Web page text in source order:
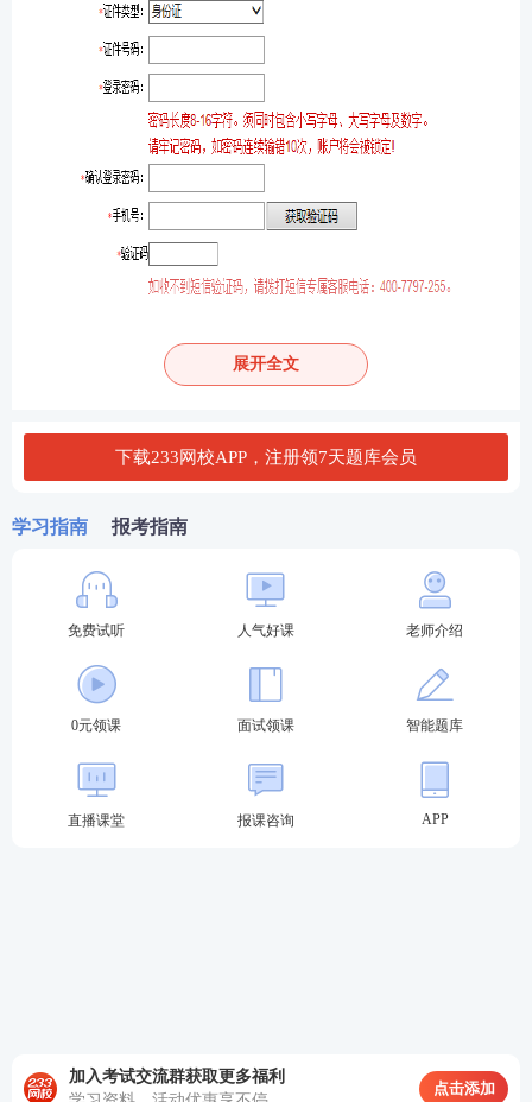
教资报名注册信息如何填写?
注意：其中∗为必填项，信息全部正确输入后，请
按“注册”按钮进行注册，各项信息填写说明：
(1)姓名：按照身份证姓名填写，如果姓名中有孤僻
字，直接粘贴
(2)证件类型与号码：选择身份证报考，如实填写身份
证号码
展开全文
下载233网校APP，注册领7天题库会员
学习指南 报考指南
免费试听 人气好课 老师介绍
0元领课 面试领课 智能题库
直播课堂 报课咨询 APP
加入考试交流群获取更多福利
点击添加